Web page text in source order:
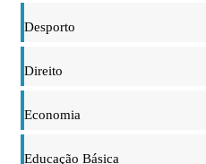
Desporto
Direito
Economia
Educação Básica